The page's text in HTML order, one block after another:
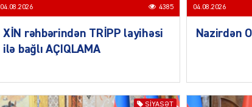
04.08.2026 4385
XİN rəhbərindən TRİPP layihəsi
ilə bağlı AÇIQLAMA
04.08.2026
Nazirdən
SIYASƏT